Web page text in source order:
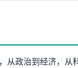
从政治到经济，从